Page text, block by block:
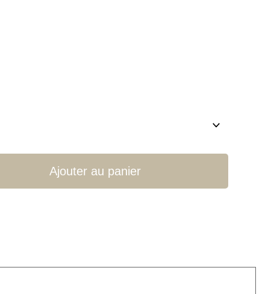
Ajouter au panier